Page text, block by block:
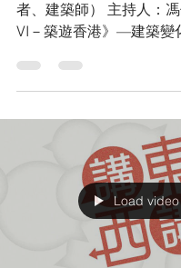
《築覺VI︰築遊香港》|
者、建築師） 主持人：
VI－築遊香港》—建築變
十年建築幾番新，我們營
香港口岸旅檢大樓等各
眼前。在美麗新香港的夕
Load video